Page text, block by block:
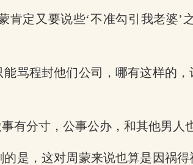
定又要说些‘不准勾引我老婆
骂程封他们公司，哪有这样的
有分寸，公事公办，和其他男人
是，这对周蒙来说也算是因祸